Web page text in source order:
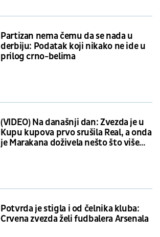
Partizan nema čemu da se nada u
derbiju: Podatak koji nikako ne ide u
prilog crno-belima
(VIDEO) Na današnji dan: Zvezda je u
Kupu kupova prvo srušila Real, a onda
je Marakana doživela nešto što više
Potvrda je stigla i od čelnika kluba:
Crvena zvezda želi fudbalera Arsenala